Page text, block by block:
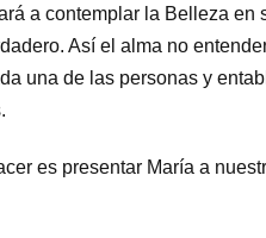
a contemplar la Belleza en
Así el alma no
una de las personas y
es presentar María a